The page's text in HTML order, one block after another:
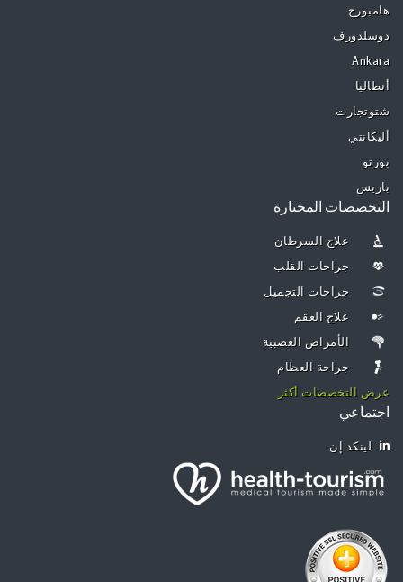
هامبورج
دوسلدورف
Ankara
أنطاليا
شتوتجارت
أليكانتي
بورتو
باريس
التخصصات المختارة
علاج السرطان
جراحات القلب
جراحات التجميل
علاج العقم
الأمراض العصبية
جراحة العظام
عرض التخصصات أكثر
اجتماعي
لينكد إن